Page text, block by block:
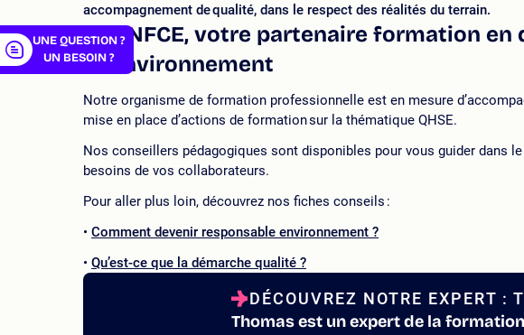
accompagnement de qualité, dans le respect des réalités du terrain.
Le CNFCE, votre partenaire formation
et environnement
Notre organisme de formation professionnelle est en mesure
mise en place d’actions de formation sur la thématique QHSE.
Nos conseillers pédagogiques sont disponibles pour vous guider dans
besoins de vos collaborateurs.
Pour aller plus loin, découvrez nos fiches conseils :
Comment devenir responsable environnement ?
Qu’est-ce que la démarche qualité ?
DÉCOUVREZ NOTRE EXPERT :
Thomas est un expert de la
UNE QUESTION ?
UN BESOIN ?